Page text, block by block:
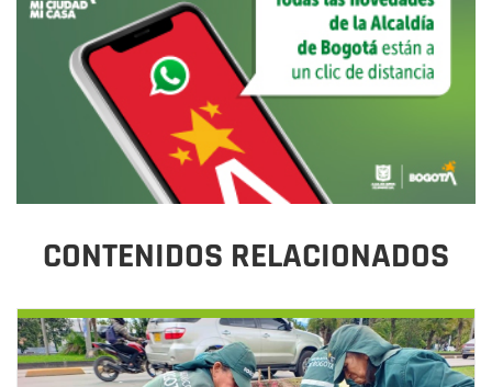
CONTENIDOS RELACIONADOS